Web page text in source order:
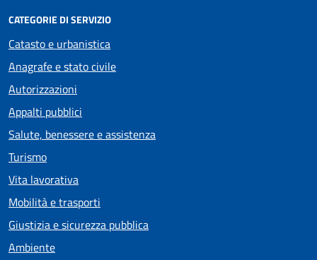
CATEGORIE DI SERVIZIO
Catasto e urbanistica
Anagrafe e stato civile
Autorizzazioni
Appalti pubblici
Salute, benessere e assistenza
Turismo
Vita lavorativa
Mobilità e trasporti
Giustizia e sicurezza pubblica
Ambiente